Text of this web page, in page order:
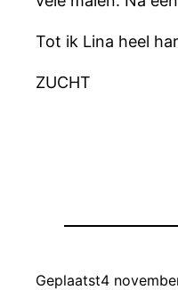
Tot ik Lina heel
ZUCHT
Geplaatst4